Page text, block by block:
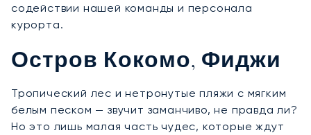
содействии нашей команды и персонала
курорта.
Остров Кокомо, Фиджи
Тропический лес и нетронутые пляжи с мягким
белым песком — звучит заманчиво, не правда ли?
Но это лишь малая часть чудес, которые ждут